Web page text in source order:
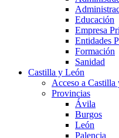
Educación
Empresa
Entidades
Formación
Sanidad
Castilla y León
Acceso a Castilla
Provincias
Ávila
Burgos
León
Palencia